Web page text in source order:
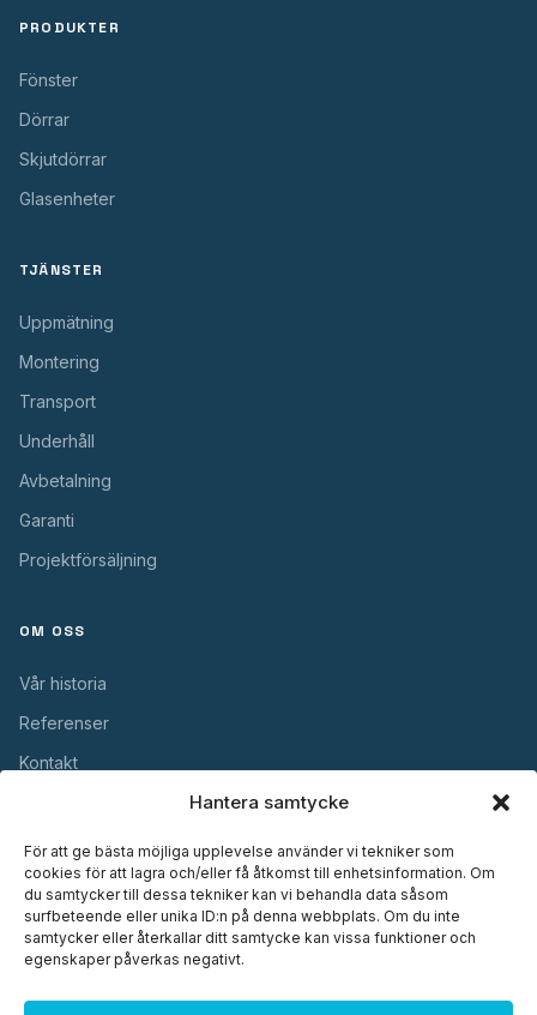
Hantera samtycke
För att ge bästa möjliga upplevelse använder vi tekniker som
cookies för att lagra och/eller få åtkomst till enhetsinformation. Om
du samtycker till dessa tekniker kan vi behandla data såsom
surfbeteende eller unika ID:n på denna webbplats. Om du inte
samtycker eller återkallar ditt samtycke kan vissa funktioner och
egenskaper påverkas negativt.
PRODUKTER
Fönster
Dörrar
Skjutdörrar
Glasenheter
TJÄNSTER
Uppmätning
Montering
Transport
Underhåll
Avbetalning
Garanti
Projektförsäljning
OM OSS
Vår historia
Referenser
Kontakt
Garanti
Underhåll
Montering
Dokument